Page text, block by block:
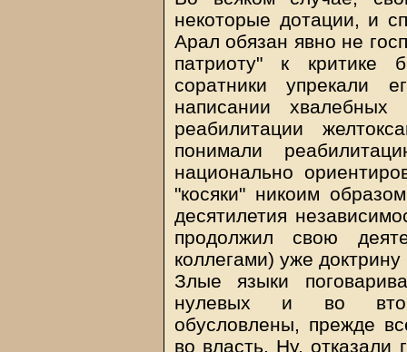
некоторые дотации, и
Арал обязан явно не
патриоту" к критике
соратники упрекали
написании
реабилитации
понимали
национально
"косяки" никоим
десятилетия
продолжил свою
коллегами) уже
Злые языки
нулевых и во
обусловлены, прежде
во власть. Ну, отказали